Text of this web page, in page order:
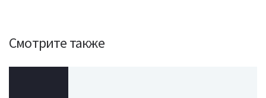
Смотрите также